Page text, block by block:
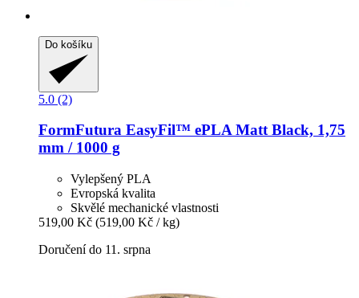
Do košíku
5.0 (2)
FormFutura EasyFil™ ePLA Matt Black, 1,75
mm / 1000 g
Vylepšený PLA
Evropská kvalita
Skvělé mechanické vlastnosti
519,00 Kč (519,00 Kč / kg)
Doručení do 11. srpna